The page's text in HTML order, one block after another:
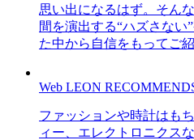
思い出になるはず。そん
間を演出する“ハズさな
た中から自信をもってご紹
Web LEON
ファッションや時計はも
ィー、エレクトロニクス